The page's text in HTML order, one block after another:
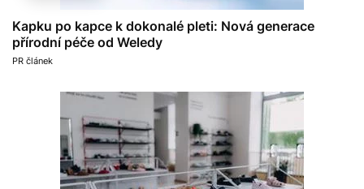
Kapku po kapce k dokonalé pleti: Nová generace
přírodní péče od Weledy
PR článek